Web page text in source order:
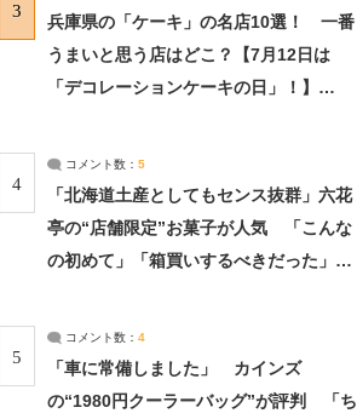
3
兵庫県の「ケーキ」の名店10選！ 一番
うまいと思う店はどこ？【7月12日は
「デコレーションケーキの日」！】
4
コメント数： 5
「北海道土産としてもセンス抜群」六花
亭の“店舗限定”お菓子が人気 「こんな
の初めて」「箱買いするべきだった」
5
コメント数： 4
「車に常備しました」 カインズ
の“1980円クーラーバッグ”が評判 「ち